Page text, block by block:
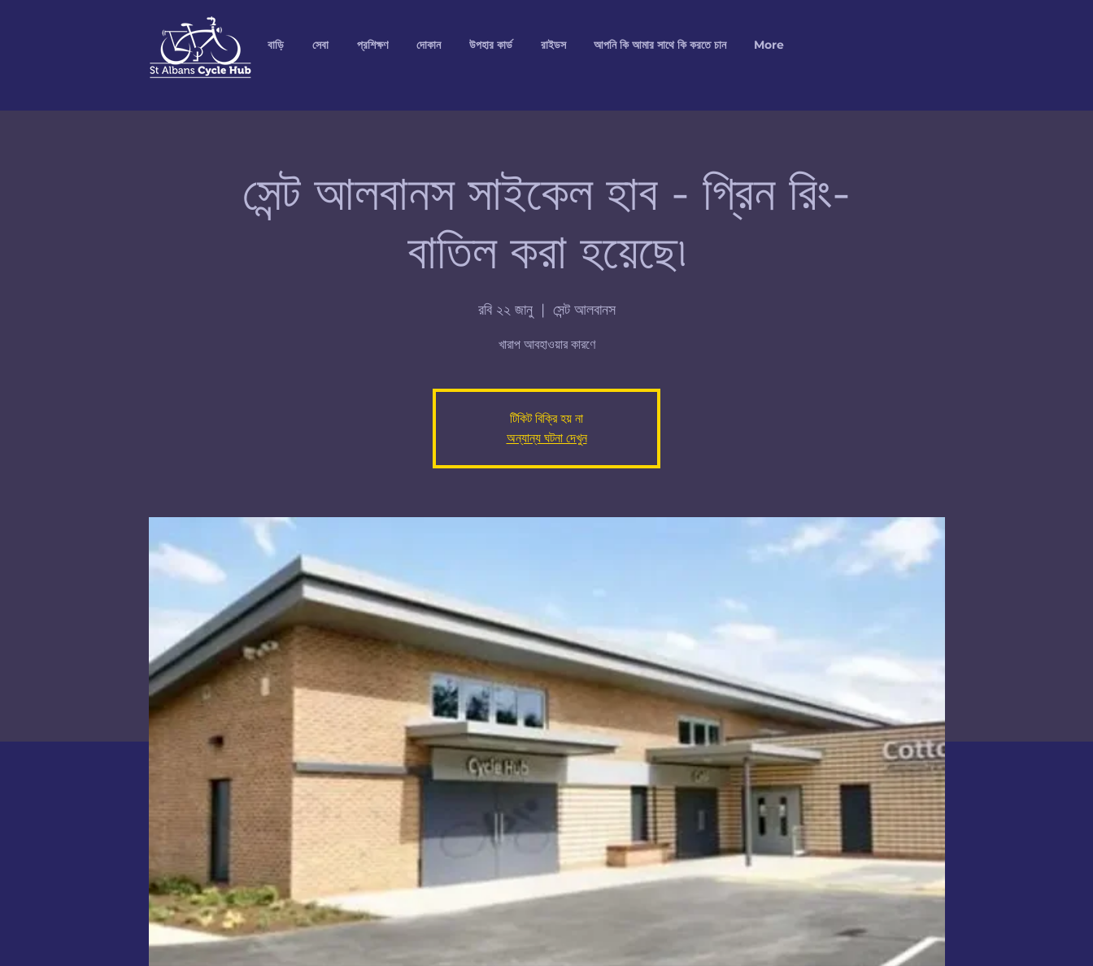
বাড়ি সেবা প্রশিক্ষণ দোকান উপহার কার্ড রাইডস আপনি কি আমার সাথে কি করতে চান More
সেন্ট আলবানস সাইকেল হাব - গ্রিন রিং-
বাতিল করা হয়েছে৷
রবি ২২ জানু
  |
সেন্ট আলবানস
খারাপ আবহাওয়ার কারণে
টিকিট বিক্রি হয় না
অন্যান্য ঘটনা দেখুন